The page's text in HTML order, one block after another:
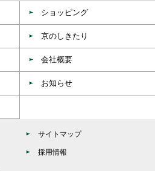
ショッピング
京のしきたり
会社概要
お知らせ
サイトマップ
採用情報